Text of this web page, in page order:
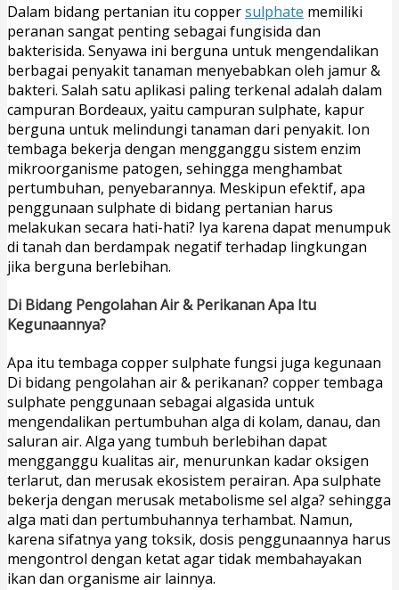
Dalam bidang pertanian itu coppersulphate memiliki
peranan sangat penting sebagai fungisida dan
bakterisida. Senyawa ini berguna untuk mengendalikan
berbagai penyakit tanaman menyebabkan oleh jamur &
bakteri. Salah satu aplikasi paling terkenal adalah dalam
campuran Bordeaux, yaitu campuran sulphate, kapur
berguna untuk melindungi tanaman dari penyakit. Ion
tembaga bekerja dengan mengganggu sistem enzim
mikroorganisme patogen, sehingga menghambat
pertumbuhan, penyebarannya. Meskipun efektif, apa
penggunaan sulphate di bidang pertanian harus
melakukan secara hati-hati? Iya karena dapat menumpuk
di tanah dan berdampak negatif terhadap lingkungan
jika berguna berlebihan.
Di Bidang Pengolahan Air & Perikanan Apa Itu
Kegunaannya?
Apa itu tembaga copper sulphate fungsi juga kegunaan
Di bidang pengolahan air & perikanan? copper tembaga
sulphate penggunaan sebagai algasida untuk
mengendalikan pertumbuhan alga di kolam, danau, dan
saluran air. Alga yang tumbuh berlebihan dapat
mengganggu kualitas air, menurunkan kadar oksigen
terlarut, dan merusak ekosistem perairan. Apa sulphate
bekerja dengan merusak metabolisme sel alga? sehingga
alga mati dan pertumbuhannya terhambat. Namun,
karena sifatnya yang toksik, dosis penggunaannya harus
mengontrol dengan ketat agar tidak membahayakan
ikan dan organisme air lainnya.